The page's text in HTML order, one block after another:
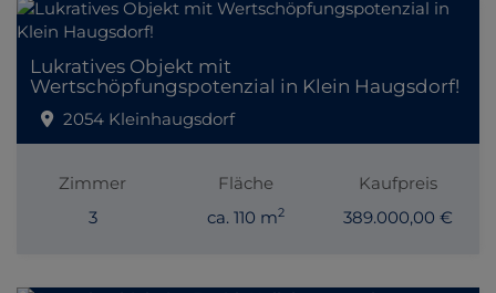
Lukratives Objekt mit
Wertschöpfungspotenzial in Klein Haugsdorf!
2054 Kleinhaugsdorf
Zimmer
3
Fläche
ca. 110 m2
Kaufpreis
389.000,00 €